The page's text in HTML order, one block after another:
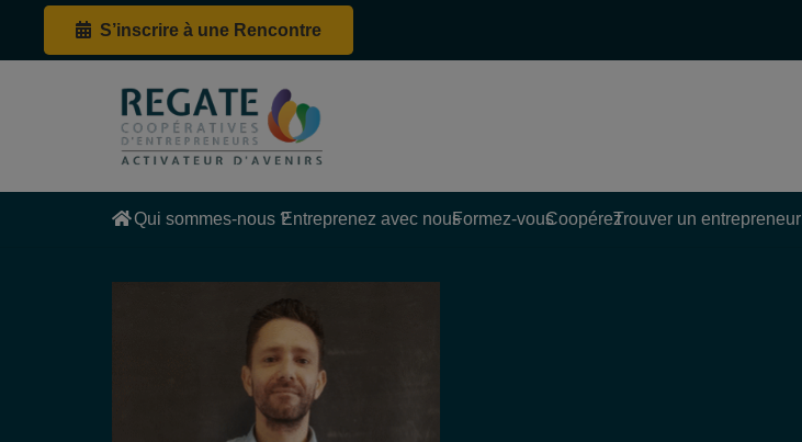
S’inscrire à une Rencontre
Qui sommes-nous ?Entreprenez avec nousFormez-vousCoopérezTrouver un entrepreneur